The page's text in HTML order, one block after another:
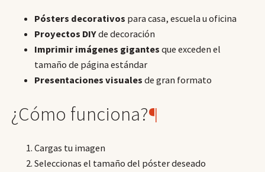
Pósters decorativos para casa, escuela u oficina
Proyectos DIYde decoración
Imprimir imágenes gigantes que exceden el
tamaño de página estándar
Presentaciones visuales de gran formato
¿Cómo funciona?¶
Cargas tu imagen
Seleccionas el tamaño del póster deseado